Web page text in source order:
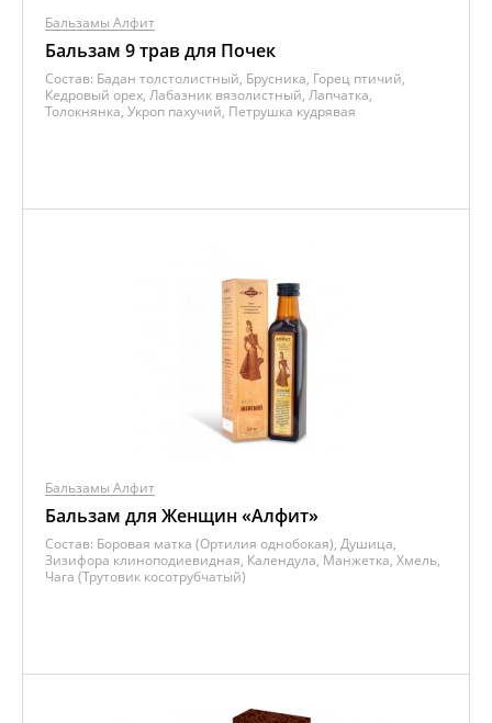
Бальзамы Алфит
Бальзам 9 трав для Почек
Состав: Бадан толстолистный, Брусника, Горец птичий,
Кедровый орех, Лабазник вязолистный, Лапчатка,
Толокнянка, Укроп пахучий, Петрушка кудрявая
Бальзамы Алфит
Бальзам для Женщин «Алфит»
Состав: Боровая матка (Ортилия однобокая), Душица,
Зизифора клиноподиевидная, Календула, Манжетка, Хмель,
Чага (Трутовик косотрубчатый)